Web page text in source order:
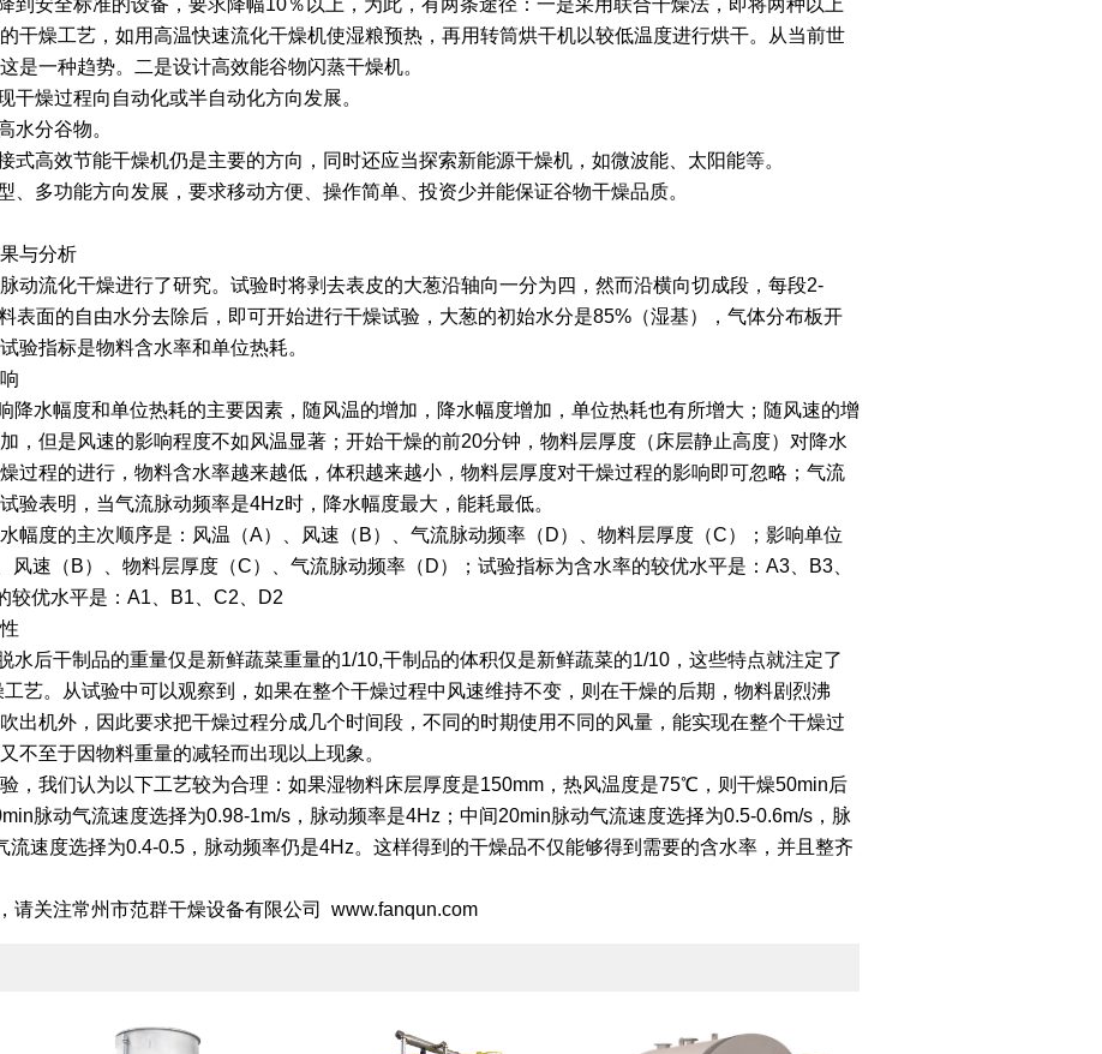
安全标准的设备，要求降幅10％以上，为此，有两条途径：一是采用联合干燥法，即将两种以上
干燥工艺，如用高温快速流化干燥机使湿粮预热，再用转筒烘干机以较低温度进行烘干。从当前世
是一种趋势。二是设计高效能谷物闪蒸干燥机。
燥过程向自动化或半自动化方向发展。
分谷物。
高效节能干燥机仍是主要的方向，同时还应当探索新能源干燥机，如微波能、太阳能等。
多功能方向发展，要求移动方便、操作简单、投资少并能保证谷物干燥品质。
与分析
流化干燥进行了研究。试验时将剥去表皮的大葱沿轴向一分为四，然而沿横向切成段，每段2-
表面的自由水分去除后，即可开始进行干燥试验，大葱的初始水分是85%（湿基），气体分布板开
验指标是物料含水率和单位热耗。
水幅度和单位热耗的主要因素，随风温的增加，降水幅度增加，单位热耗也有所增大；随风速的增
，但是风速的影响程度不如风温显著；开始干燥的前20分钟，物料层厚度（床层静止高度）对降水
过程的进行，物料含水率越来越低，体积越来越小，物料层厚度对干燥过程的影响即可忽略；气流
验表明，当气流脉动频率是4Hz时，降水幅度最大，能耗最低。
度的主次顺序是：风温（A）、风速（B）、气流脉动频率（D）、物料层厚度（C）；影响单位
风速（B）、物料层厚度（C）、气流脉动频率（D）；试验指标为含水率的较优水平是：A3、B3、
较优水平是：A1、B1、C2、D2
后干制品的重量仅是新鲜蔬菜重量的1/10,干制品的体积仅是新鲜蔬菜的1/10，这些特点就注定了
艺。从试验中可以观察到，如果在整个干燥过程中风速维持不变，则在干燥的后期，物料剧烈沸
出机外，因此要求把干燥过程分成几个时间段，不同的时期使用不同的风量，能实现在整个干燥过
不至于因物料重量的减轻而出现以上现象。
我们认为以下工艺较为合理：如果湿物料床层厚度是150mm，热风温度是75℃，则干燥50min后
脉动气流速度选择为0.98-1m/s，脉动频率是4Hz；中间20min脉动气流速度选择为0.5-0.6m/s，脉
速度选择为0.4-0.5，脉动频率仍是4Hz。这样得到的干燥品不仅能够得到需要的含水率，并且整齐
关注常州市范群干燥设备有限公司 www.fanqun.com